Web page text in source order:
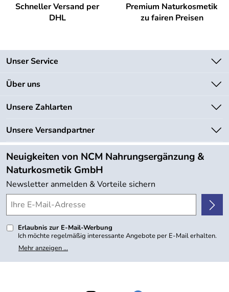
Schneller Versand per
DHL
Premium Naturkosmetik
zu fairen Preisen
Unser Service
Kontakt
Lieferbedingungen
Kundenlogin
Über uns
Unsere Bestseller
Neu
Angebote
Kundenbewertungen (754)
4,9/5*****
Unsere Zahlarten
Unsere Versandpartner
Neuigkeiten von NCM Nahrungsergänzung &
Naturkosmetik GmbH
Newsletter anmelden & Vorteile sichern
Erlaubnis zur E-Mail-Werbung
Ich möchte regelmäßig interessante Angebote per E-Mail erhalten.
Meine E-Mail-Adresse wird nicht an andere Unternehmen
weitergegeben. Zu statistischen Zwecken wird in anonymer Form
den Link "Abmelden" am Ende des Newsletters anklicke oder die
Mehr anzeigen ...